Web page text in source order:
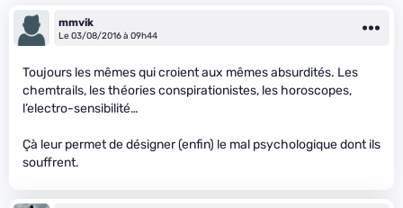
mmvik
Le 03/08/2016 à 09h44
Toujours les mêmes qui croient aux mêmes absurdités. Les
chemtrails, les théories conspirationistes, les horoscopes,
l’electro-sensibilité…
Çà leur permet de désigner (enfin) le mal psychologique dont ils
souffrent.